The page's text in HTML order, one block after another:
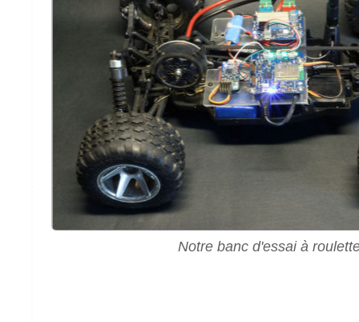
Notre banc d'essai à